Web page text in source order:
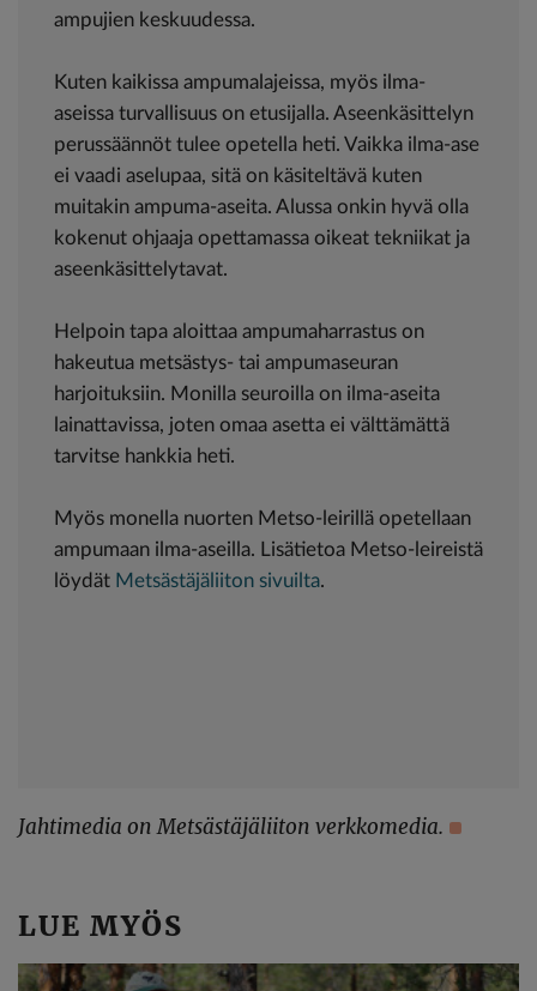
ampujien keskuudessa.
Kuten kaikissa ampumalajeissa, myös ilma-
aseissa turvallisuus on etusijalla. Aseenkäsittelyn
perussäännöt tulee opetella heti. Vaikka ilma-ase
ei vaadi aselupaa, sitä on käsiteltävä kuten
muitakin ampuma-aseita. Alussa onkin hyvä olla
kokenut ohjaaja opettamassa oikeat tekniikat ja
aseenkäsittelytavat.
Helpoin tapa aloittaa ampumaharrastus on
hakeutua metsästys- tai ampumaseuran
harjoituksiin. Monilla seuroilla on ilma-aseita
lainattavissa, joten omaa asetta ei välttämättä
tarvitse hankkia heti.
Myös monella nuorten Metso-leirillä opetellaan
ampumaan ilma-aseilla. Lisätietoa Metso-leireistä
löydät Metsästäjäliiton sivuilta.
Jahtimedia on Metsästäjäliiton verkkomedia.
LUE MYÖS